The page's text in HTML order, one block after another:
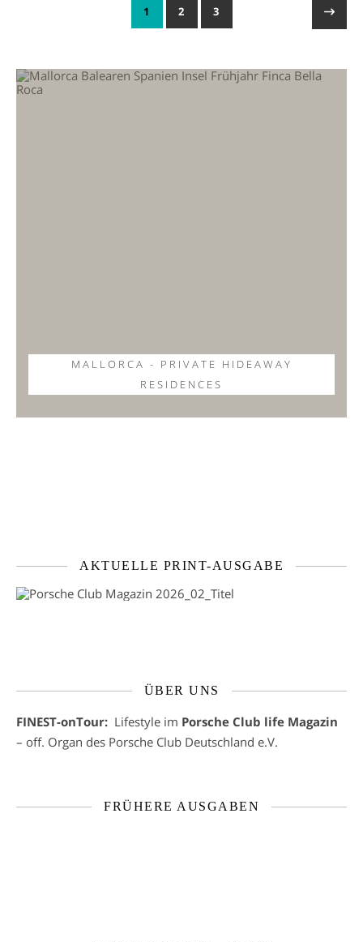
1 2 3
MALLORCA - PRIVATE HIDEAWAY
RESIDENCES
AKTUELLE PRINT-AUSGABE
ÜBER UNS
FINEST-onTour: Lifestyle im Porsche Club life Magazin
– off. Organ des Porsche Club Deutschland e.V.
FRÜHERE AUSGABEN